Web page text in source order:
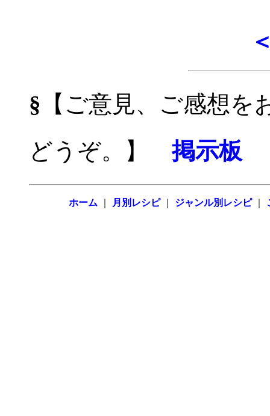
§ 【ご意見、ご感想
どうぞ。】掲示板
ホーム 月別レシピ ジャンル別レシピ